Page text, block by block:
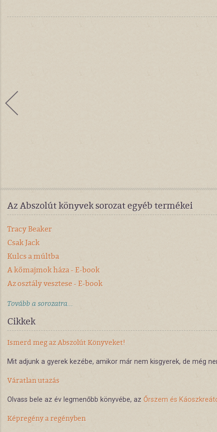
Az Abszolút könyvek sorozat egyéb termékei
Tracy Beaker
Csak Jack
Kulcs a múltba
A kőmajmok háza - E-book
Az osztály vesztese - E-book
Tovább a sorozatra...
Cikkek
Ismerd meg az Abszolút Könyveket!
Mit adjunk a gyerek kezébe, amikor már nem kisgyerek, de még
Váratlan utazás
Olvass bele az év legmenőbb könyvébe, az Őrszem és
Képregény a regényben